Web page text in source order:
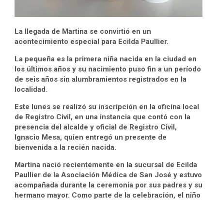
La llegada de Martina se convirtió en un
acontecimiento especial para Ecilda Paullier.
La pequeña es la primera niña nacida en la ciudad en
los últimos años y su nacimiento puso fin a un período
de seis años sin alumbramientos registrados en la
localidad.
Este lunes se realizó su inscripción en la oficina local
de Registro Civil, en una instancia que contó con la
presencia del alcalde y oficial de Registro Civil,
Ignacio Mesa, quien entregó un presente de
bienvenida a la recién nacida.
Martina nació recientemente en la sucursal de Ecilda
Paullier de la Asociación Médica de San José y estuvo
acompañada durante la ceremonia por sus padres y su
hermano mayor. Como parte de la celebración, el niño